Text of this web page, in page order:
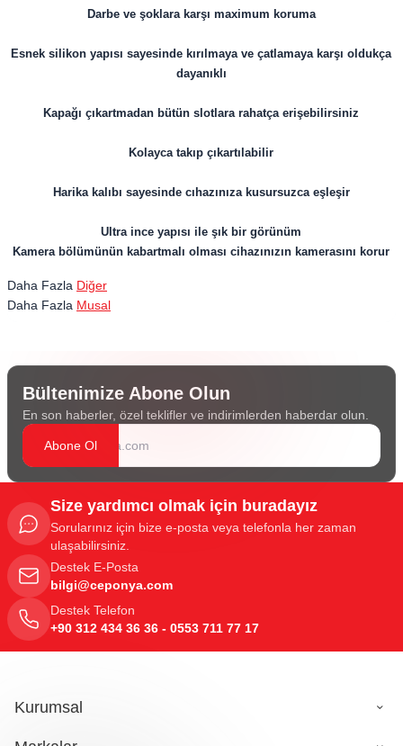
Darbe ve şoklara karşı maximum koruma
Esnek silikon yapısı sayesinde kırılmaya ve çatlamaya karşı oldukça
dayanıklı
Kapağı çıkartmadan bütün slotlara rahatça erişebilirsiniz
Kolayca takıp çıkartılabilir
Harika kalıbı sayesinde cıhazınıza kusursuzca eşleşir
Ultra ince yapısı ile şık bir görünüm
Kamera bölümünün kabartmalı olması cihazınızın kamerasını korur
Daha Fazla Diğer
Daha Fazla Musal
Bültenimize Abone Olun
En son haberler, özel teklifler ve indirimlerden haberdar olun.
Abone Ol
Size yardımcı olmak için buradayız
Sorularınız için bize e-posta veya telefonla her zaman
ulaşabilirsiniz.
Destek E-Posta
bilgi@ceponya.com
Destek Telefon
+90 312 434 36 36 - 0553 711 77 17
Kurumsal